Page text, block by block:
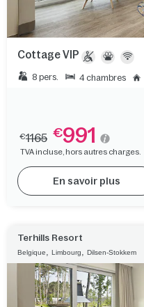
Cottage VIP
8 pers. 4 chambres
€1165 €991
TVA incluse, hors autres charges.
En savoir plus
Terhills Resort
Belgique Limbourg Dilsen-Stokkem